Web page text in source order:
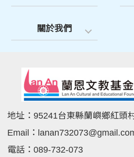
關於我們
地址： 95241台東縣蘭嶼鄉紅頭
Email：
電話： 089-732-073